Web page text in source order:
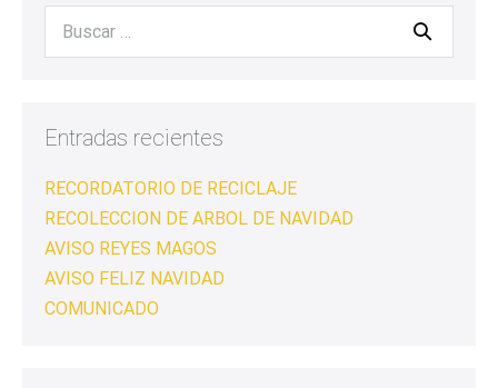
Entradas recientes
RECORDATORIO DE RECICLAJE
RECOLECCION DE ARBOL DE NAVIDAD
AVISO REYES MAGOS
AVISO FELIZ NAVIDAD
COMUNICADO